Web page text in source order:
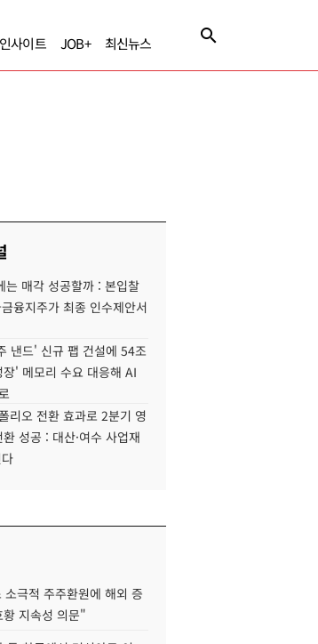
인사이트 JOB+ 최신뉴스
매각 성공할까 : 본입찰
융지주가 최종 인수제안서
낸드' 신규 팹 건설에 54조
' 메모리 수요 대응해 AI
리오 전환 효과로 2분기 영
성공 : 대산·여수 사업재
극적 주주환원에 해외 증
지속성 의문"